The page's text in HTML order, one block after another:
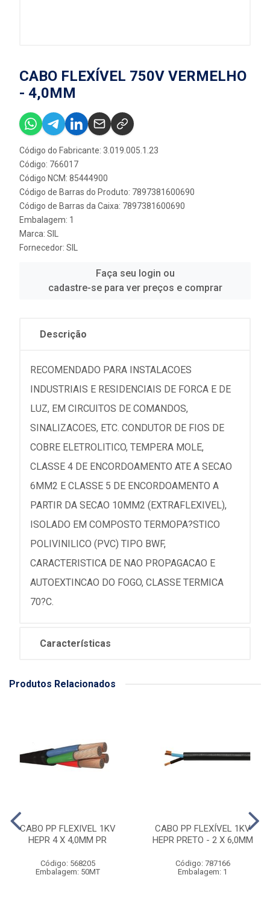
CABO FLEXÍVEL 750V VERMELHO
- 4,0MM
Código do Fabricante: 3.019.005.1.23
Código: 766017
Código NCM: 85444900
Código de Barras do Produto: 7897381600690
Código de Barras da Caixa: 7897381600690
Embalagem: 1
Marca: SIL
Fornecedor: SIL
Faça seu login ou
cadastre-se para ver preços e comprar
Descrição
RECOMENDADO PARA INSTALACOES
INDUSTRIAIS E RESIDENCIAIS DE FORCA E DE
LUZ, EM CIRCUITOS DE COMANDOS,
SINALIZACOES, ETC. CONDUTOR DE FIOS DE
COBRE ELETROLITICO, TEMPERA MOLE,
CLASSE 4 DE ENCORDOAMENTO ATE A SECAO
6MM2 E CLASSE 5 DE ENCORDOAMENTO A
PARTIR DA SECAO 10MM2 (EXTRAFLEXIVEL),
ISOLADO EM COMPOSTO TERMOPA?STICO
POLIVINILICO (PVC) TIPO BWF,
CARACTERISTICA DE NAO PROPAGACAO E
AUTOEXTINCAO DO FOGO, CLASSE TERMICA
70?C.
Características
Produtos Relacionados
CABO PP FLEXIVEL 1KV
HEPR 4 X 4,0MM PR
Código: 568205
Embalagem: 50MT
CABO PP FLEXÍVEL 1KV
HEPR PRETO - 2 X 6,0MM
Código: 787166
Embalagem: 1